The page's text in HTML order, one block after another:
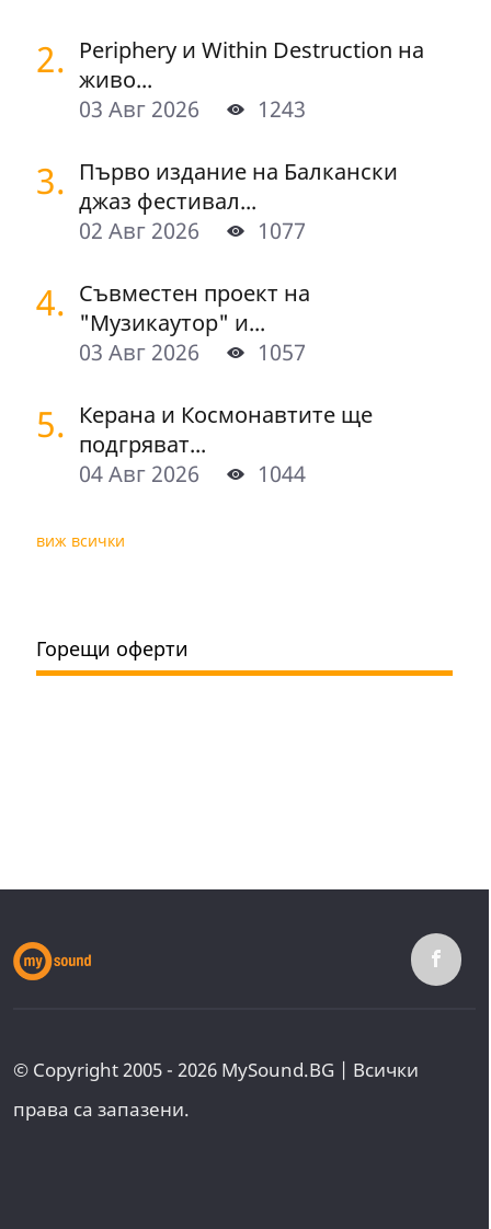
2. Periphery и Within Destruction на
живо...
03 Авг 2026
1243
3. Първо издание на Балкански
джаз фестивал...
02 Авг 2026
1077
4. Съвместен проект на
"Музикаутор" и...
03 Авг 2026
1057
5. Керана и Космонавтите ще
подгряват...
04 Авг 2026
1044
виж всички
Горещи оферти
© Copyright 2005 - 2026 MySound.BG | Всички
права са запазени.